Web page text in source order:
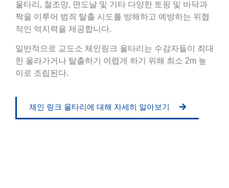
울타리, 철조망, 면도날 및 기타 다양한 토핑 및 바닥과
짝을 이루어 범죄 탈출 시도를 방해하고 예방하는 위협
적인 억지력을 제공합니다.
일반적으로 교도소 체인링크 울타리는 수감자들이 최대
한 올라가거나 탈출하기 어렵게 하기 위해 최소 2m 높
이로 조립된다.
체인 링크 울타리에 대해 자세히 알아보기